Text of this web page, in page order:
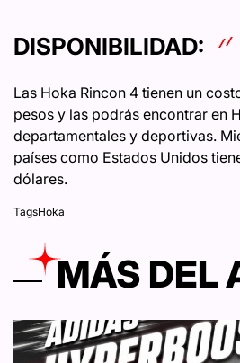
DISPONIBILIDAD:
Las Hoka Rincon 4 tienen un
pesos y las podrás encontrar en
departamentales y deportivas.
países como Estados Unidos
dólares.
TagsHoka
MÁS DEL